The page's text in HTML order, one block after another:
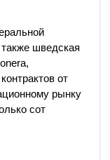
шведская
от
рынку
сот